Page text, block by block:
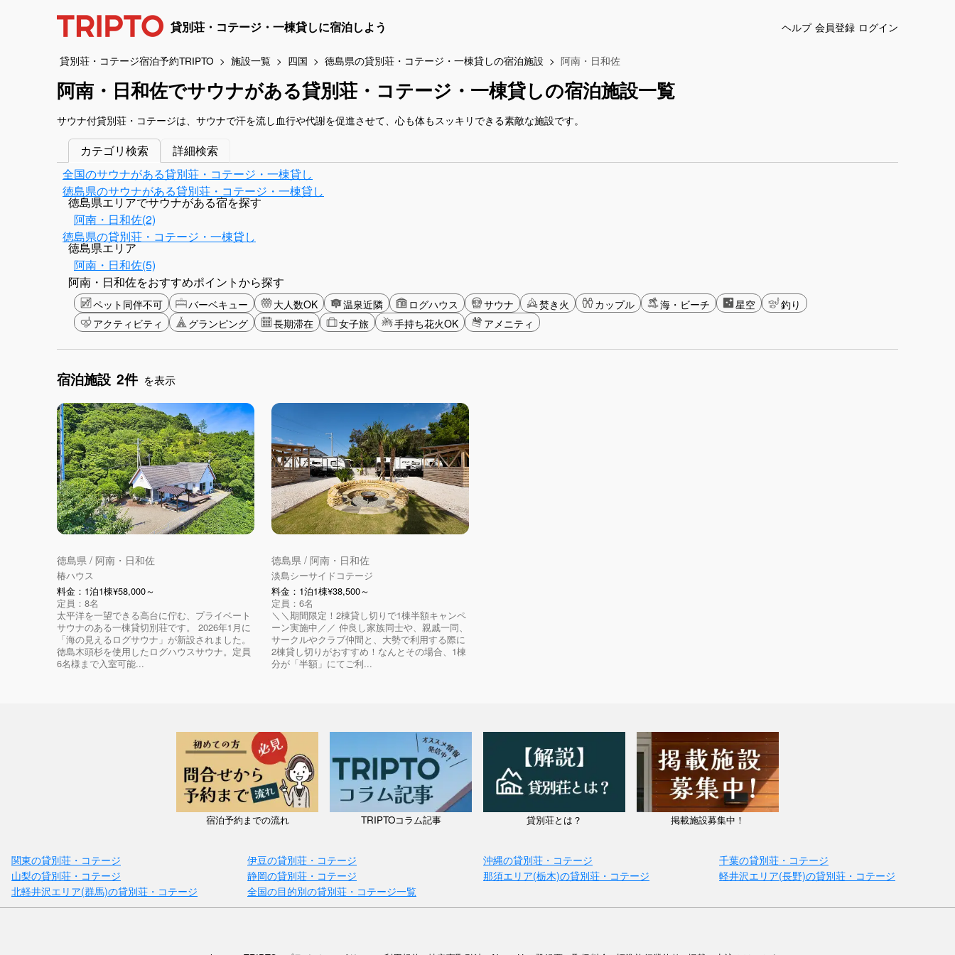
貸別荘・コテージ・一棟貸しに宿泊しよう ヘルプ 会員登録 ログイン
貸別荘・コテージ宿泊予約TRIPTO 施設一覧 四国 徳島県の貸別荘・コテージ・一棟貸しの宿泊施設 阿南・日和佐
阿南・日和佐でサウナがある貸別荘・コテージ・一棟貸しの宿泊施設一覧
サウナ付貸別荘・コテージは、サウナで汗を流し血行や代謝を促進させて、心も体もスッキリできる素敵な施設です。
カテゴリ検索
詳細検索
全国のサウナがある貸別荘・コテージ・一棟貸し
徳島県のサウナがある貸別荘・コテージ・一棟貸し
徳島県エリアでサウナがある宿を探す
阿南・日和佐(2)
徳島県の貸別荘・コテージ・一棟貸し
徳島県エリア
阿南・日和佐(5)
阿南・日和佐をおすすめポイントから探す
ペット同伴不可 バーベキュー 大人数OK 温泉近隣 ログハウス サウナ 焚き火 カップル 海・ビーチ 星空
釣り
アクティビティ
グランピング 長期滞在 女子旅 手持ち花火OK アメニティ
宿泊施設 2件 を表示
徳島県 / 阿南・日和佐
椿ハウス
料金：1泊1棟¥58,000～
定員：8名
太平洋を一望できる高台に佇む、プライベート
サウナのある一棟貸切別荘です。 2026年1月に
「海の見えるログサウナ」が新設されました。
徳島木頭杉を使用したログハウスサウナ。定員
6名様まで入室可能...
徳島県 / 阿南・日和佐
淡島シーサイドコテージ
料金：1泊1棟¥38,500～
定員：6名
＼＼期間限定！2棟貸し切りで1棟半額キャンペ
ーン実施中／／ 仲良し家族同士や、親戚一同、
サークルやクラブ仲間と、大勢で利用する際に
2棟貸し切りがおすすめ！なんとその場合、1棟
分が「半額」にてご利...
宿泊予約までの流れ TRIPTOコラム記事 貸別荘とは？ 掲載施設募集中！
関東の貸別荘・コテージ 伊豆の貸別荘・コテージ 沖縄の貸別荘・コテージ
千葉の貸別荘・コテージ
山梨の貸別荘・コテージ
静岡の貸別荘・コテージ 那須エリア(栃木)の貸別荘・コテージ
軽井沢エリア(長野)の貸別荘・コテージ
北軽井沢エリア(群馬)の貸別荘・コテージ
全国の目的別の貸別荘・コテージ一覧